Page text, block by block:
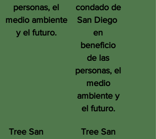
personas, el
medio ambiente
y el futuro.
Tree San
condado de
San Diego
en
beneficio
de las
personas, el
medio
ambiente y
el futuro.
Tree San